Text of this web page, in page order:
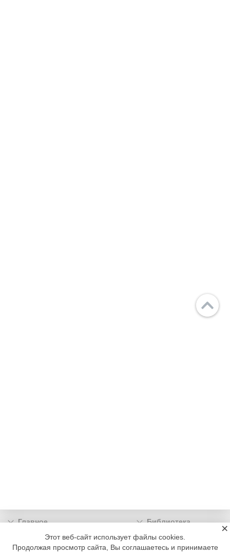
Главное
Библиотека
Подписка
Реклама
Информация
Этот веб-сайт использует файлы cookies.
Продолжая просмотр сайта, Вы соглашаетесь и принимаете
×